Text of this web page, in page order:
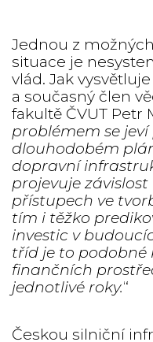
Jednou z
situace je
vlád. Jak
a současný člen
fakultě ČVUT Petr
problémem se jeví
dlouhodobém
dopravní
projevuje
přístupech ve
tím i těžko
investic v
tříd je to podobné
finančních
jednotlivé roky.“
Českou silniční